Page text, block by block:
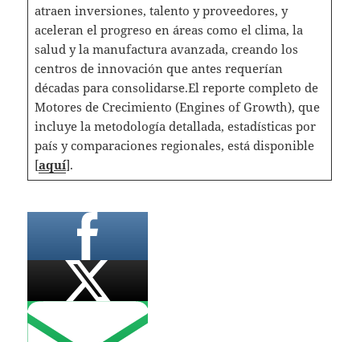
atraen inversiones, talento y proveedores, y
aceleran el progreso en áreas como el clima, la
salud y la manufactura avanzada, creando los
centros de innovación que antes requerían
décadas para consolidarse.El reporte completo de
Motores de Crecimiento (Engines of Growth), que
incluye la metodología detallada, estadísticas por
país y comparaciones regionales, está disponible
[aquí].